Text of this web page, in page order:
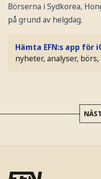
Börserna i Sydkorea,
på grund av helgdag.
Hämta EFN:s app för
nyheter, analyser,